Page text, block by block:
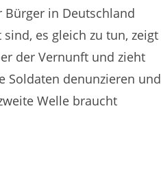
Bürger in Deutschland
es gleich zu tun, zeigt
der Vernunft und zieht
Soldaten denunzieren und
Welle braucht